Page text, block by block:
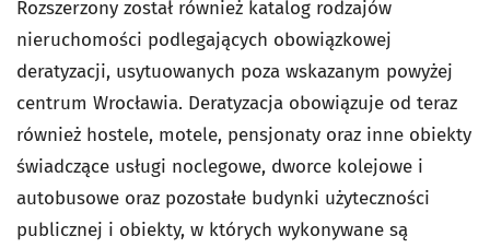
Rozszerzony został również katalog rodzajów
nieruchomości podlegających obowiązkowej
deratyzacji, usytuowanych poza wskazanym powyżej
centrum Wrocławia. Deratyzacja obowiązuje od teraz
również hostele, motele, pensjonaty oraz inne obiekty
świadczące usługi noclegowe, dworce kolejowe i
autobusowe oraz pozostałe budynki użyteczności
publicznej i obiekty, w których wykonywane są